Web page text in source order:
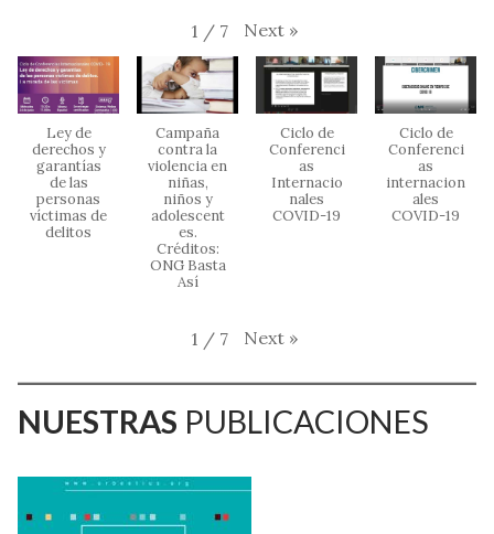
1 / 7 Next »
Ley de
derechos y
garantías
de las
personas
víctimas de
delitos
Campaña
contra la
violencia en
niñas,
niños y
adolescent
es.
Créditos:
ONG Basta
Así
Ciclo de
Conferenci
as
Internacio
nales
COVID-19
Ciclo de
Conferenci
as
internacion
ales
COVID-19
1 / 7 Next »
NUESTRAS PUBLICACIONES